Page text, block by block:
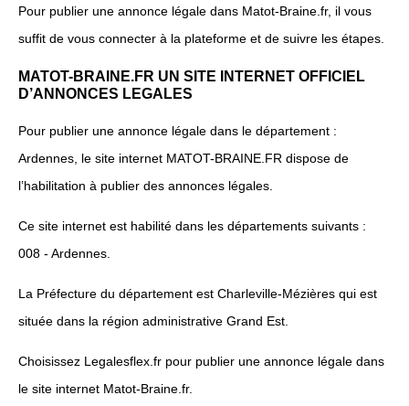
Pour publier une annonce légale dans Matot-Braine.fr, il vous
suffit de vous connecter à la plateforme et de suivre les étapes.
MATOT-BRAINE.FR UN SITE INTERNET OFFICIEL
D’ANNONCES LEGALES
Pour publier une annonce légale dans le département :
Ardennes, le site internet MATOT-BRAINE.FR dispose de
l’habilitation à publier des annonces légales.
Ce site internet est habilité dans les départements suivants :
008 - Ardennes.
La Préfecture du département est Charleville-Mézières qui est
située dans la région administrative Grand Est.
Choisissez Legalesflex.fr pour publier une annonce légale dans
le site internet Matot-Braine.fr.